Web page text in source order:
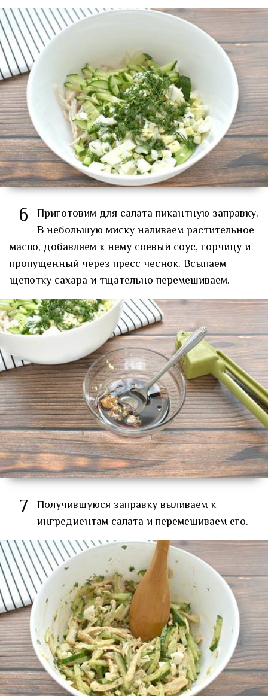
6 Приготовим для салата пикантную заправку.
В небольшую миску наливаем растительное
масло, добавляем к нему соевый соус, горчицу и
пропущенный через пресс чеснок. Всыпаем
щепотку сахара и тщательно перемешиваем.
7 Получившуюся заправку выливаем к
ингредиентам салата и перемешиваем его.